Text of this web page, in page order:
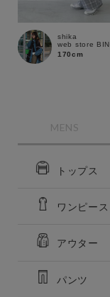
shika
web store
170cm
MENS
トップス
ワンピース
アウター
パンツ